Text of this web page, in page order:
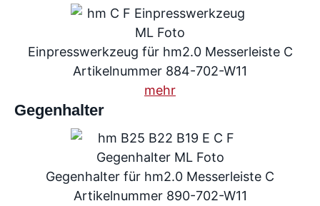
Einpresswerkzeug für hm2.0 Messerleiste C
Artikelnummer 884-702-W11
mehr
Gegenhalter
Gegenhalter für hm2.0 Messerleiste C
Artikelnummer 890-702-W11